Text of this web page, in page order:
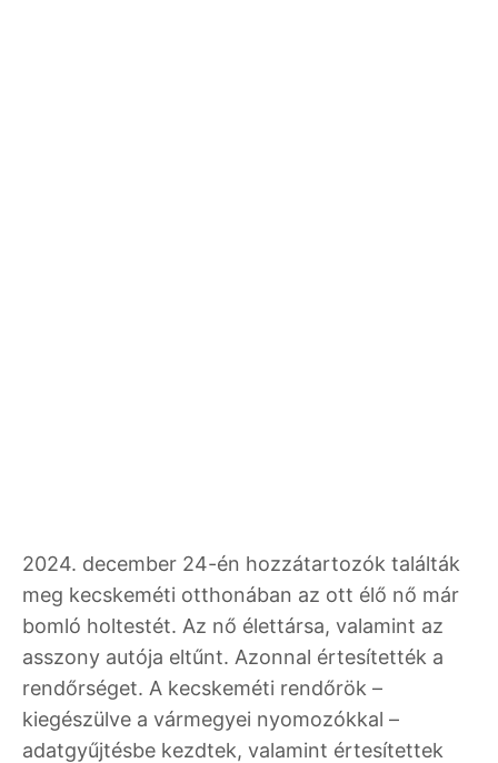
2024. december 24-én hozzátartozók találták
meg kecskeméti otthonában az ott élő nő már
bomló holtestét. Az nő élettársa, valamint az
asszony autója eltűnt. Azonnal értesítették a
rendőrséget. A kecskeméti rendőrök –
kiegészülve a vármegyei nyomozókkal –
adatgyűjtésbe kezdtek, valamint értesítettek